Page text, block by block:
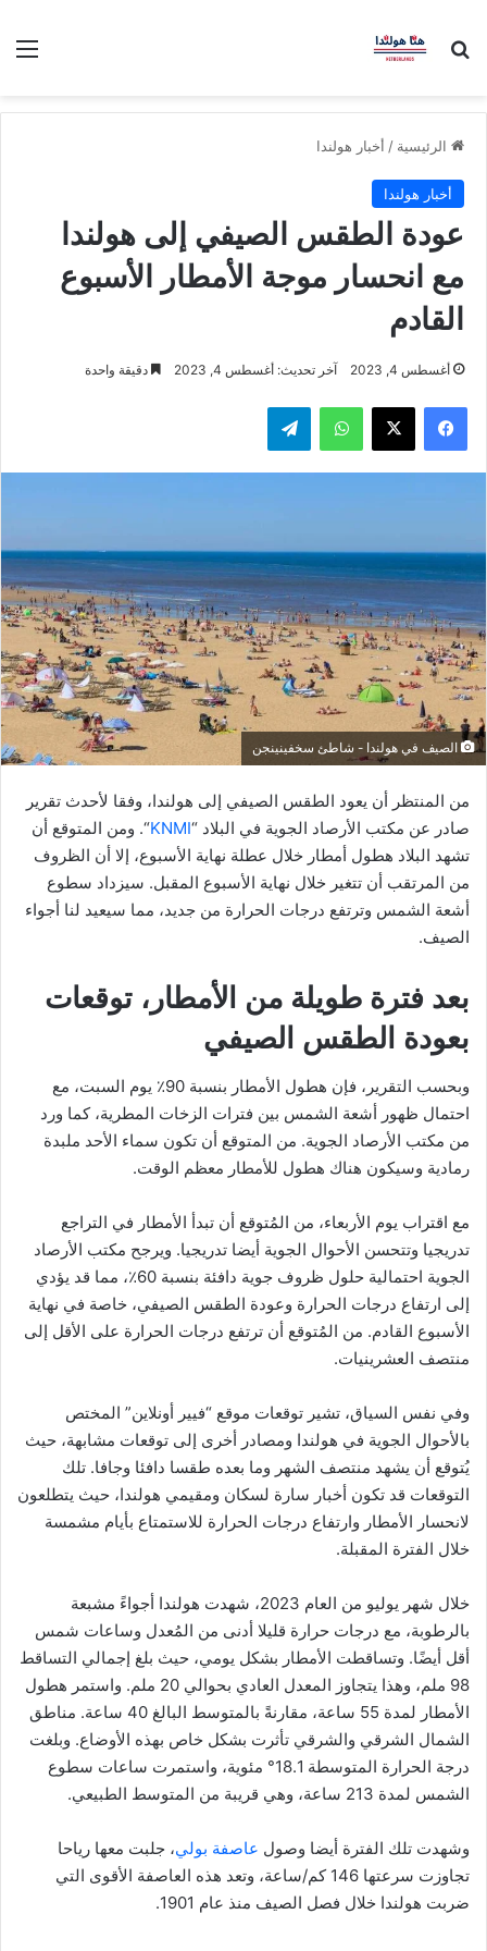
بحث عن
الرئيسية / أخبار هولندا
أخبار هولندا
عودة الطقس الصيفي إلى هولندا
مع انحسار موجة الأمطار الأسبوع
القادم
أغسطس 4, 2023 آخر تحديث: أغسطس 4, 2023 دقيقة واحدة
فيسبوك ‫X واتساب تيلقرام
الصيف في هولندا - شاطئ سخفينينجن
من المنتظر أن يعود الطقس الصيفي إلى هولندا، وفقا لأحدث تقرير
صادر عن مكتب الأرصاد الجوية في البلاد “KNMI“. ومن المتوقع أن
تشهد البلاد هطول أمطار خلال عطلة نهاية الأسبوع، إلا أن الظروف
من المرتقب أن تتغير خلال نهاية الأسبوع المقبل. سيزداد سطوع
أشعة الشمس وترتفع درجات الحرارة من جديد، مما سيعيد لنا أجواء
الصيف.
بعد فترة طويلة من الأمطار، توقعات
بعودة الطقس الصيفي
وبحسب التقرير، فإن هطول الأمطار بنسبة 90٪ يوم السبت، مع
احتمال ظهور أشعة الشمس بين فترات الزخات المطرية، كما ورد
من مكتب الأرصاد الجوية. من المتوقع أن تكون سماء الأحد ملبدة
رمادية وسيكون هناك هطول للأمطار معظم الوقت.
مع اقتراب يوم الأربعاء، من المُتوقع أن تبدأ الأمطار في التراجع
تدريجيا وتتحسن الأحوال الجوية أيضا تدريجيا. ويرجح مكتب الأرصاد
الجوية احتمالية حلول ظروف جوية دافئة بنسبة 60٪، مما قد يؤدي
إلى ارتفاع درجات الحرارة وعودة الطقس الصيفي، خاصة في نهاية
الأسبوع القادم. من المُتوقع أن ترتفع درجات الحرارة على الأقل إلى
منتصف العشرينيات.
وفي نفس السياق، تشير توقعات موقع “فيير أونلاين” المختص
بالأحوال الجوية في هولندا ومصادر أخرى إلى توقعات مشابهة، حيث
يُتوقع أن يشهد منتصف الشهر وما بعده طقسا دافئا وجافا. تلك
التوقعات قد تكون أخبار سارة لسكان ومقيمي هولندا، حيث يتطلعون
لانحسار الأمطار وارتفاع درجات الحرارة للاستمتاع بأيام مشمسة
خلال الفترة المقبلة.
خلال شهر يوليو من العام 2023، شهدت هولندا أجواءً مشبعة
بالرطوبة، مع درجات حرارة قليلا أدنى من المُعدل وساعات شمس
أقل أيضًا. وتساقطت الأمطار بشكل يومي، حيث بلغ إجمالي التساقط
98 ملم، وهذا يتجاوز المعدل العادي بحوالي 20 ملم. واستمر هطول
الأمطار لمدة 55 ساعة، مقارنةً بالمتوسط البالغ 40 ساعة. مناطق
الشمال الشرقي والشرقي تأثرت بشكل خاص بهذه الأوضاع. وبلغت
درجة الحرارة المتوسطة 18.1° مئوية، واستمرت ساعات سطوع
الشمس لمدة 213 ساعة، وهي قريبة من المتوسط الطبيعي.
وشهدت تلك الفترة أيضا وصول عاصفة بولي، جلبت معها رياحا
تجاوزت سرعتها 146 كم/ساعة، وتعد هذه العاصفة الأقوى التي
ضربت هولندا خلال فصل الصيف منذ عام 1901.